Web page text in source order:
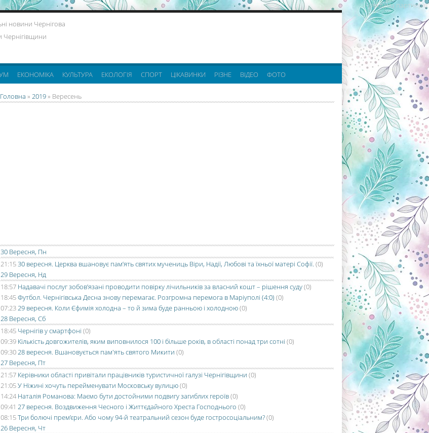
реклама партнерів:
новини Чернігова
Чернігівщини
ЕКОНОМІКА КУЛЬТУРА ЕКОЛОГІЯ СПОРТ ЦІКАВИНКИ РІЗНЕ ВІДЕО ФОТО
Головна » 2019» Вересень
30 Вересня, Пн
21:1530 вересня. Церква вшановує пам’ять святих мучениць Віри, Надії, Любові та їхньої матері Софії. (0)
29 Вересня, Нд
18:57 Надавачі послуг зобов’язані проводити повірку лічильників за власний кошт – рішення суду(0)
18:45Футбол. Чернігівська Десна знову перемагає. Розгромна перемога в Маріуполі (4:0) (0)
07:2329 вересня. Коли Єфимія холодна – то й зима буде ранньою і холодною(0)
28 Вересня, Сб
18:45 Чернігів у смартфоні (0)
09:39 Кількість довгожителів, яким виповнилося 100 і більше років, в області понад три сотні (0)
09:3028 вересня. Вшановується пам'ять святого Микити (0)
27 Вересня, Пт
21:57 Керівники області привітали працівників туристичної галузі Чернігівщини (0)
21:05У Ніжині хочуть перейменувати Московську вулицю(0)
14:24 Наталія Романова: Маємо бути достойними подвигу загиблих героїв(0)
09:41 27 вересня. Воздвиження Чесного і Життєдайного Хреста Господнього (0)
08:15Три болючі прем’єри. Або чому 94-й театральний сезон буде гостросоціальним?(0)
26 Вересня, Чт